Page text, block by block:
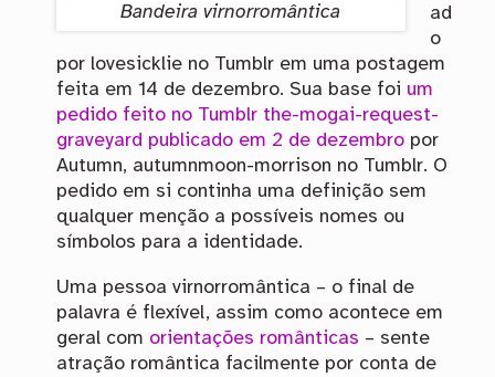
Bandeira virnorromântica
ad
o
por lovesicklie no Tumblr em uma postagem
feita em 14 de dezembro. Sua base foi um
pedido feito no Tumblr the-mogai-request-
graveyard publicado em 2 de dezembropor
Autumn, autumnmoon-morrison no Tumblr. O
pedido em si continha uma definição sem
qualquer menção a possíveis nomes ou
símbolos para a identidade.
Uma pessoa virnorromântica – o final de
palavra é flexível, assim como acontece em
geral com orientações românticas – sente
atração romântica facilmente por conta de